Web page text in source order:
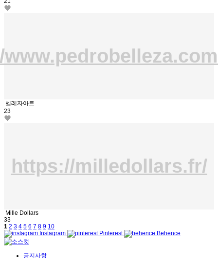
벨레자아트
23
https://milledollars.fr/
Mille Dollars
33
1 2 3 4 5 6 7 8 9 10
Instagram
Pinterest Behence
공지사항